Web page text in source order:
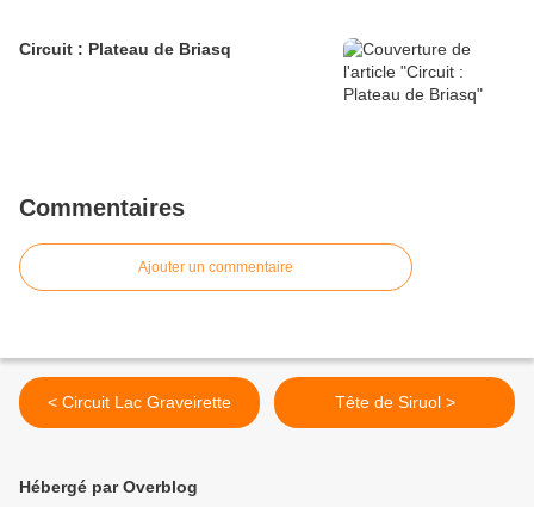
Circuit : Plateau de Briasq
Commentaires
Ajouter un commentaire
< Circuit Lac Graveirette Tête de Siruol >
Hébergé par Overblog